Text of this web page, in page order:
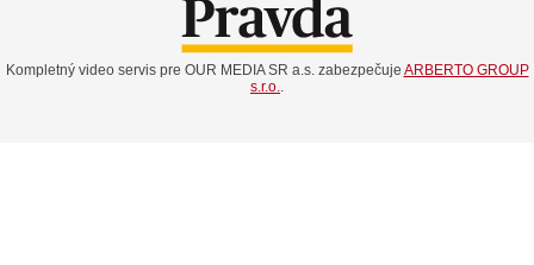
Kompletný video servis pre OUR MEDIA SR a.s. zabezpečuje ARBERTO GROUP
s.r.o..